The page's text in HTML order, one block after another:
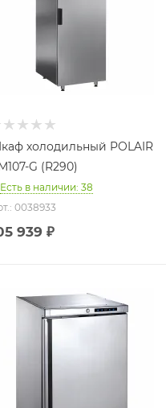
холодильный POLAIR
G (R290)
Есть в наличии: 38
0038933
939 ₽